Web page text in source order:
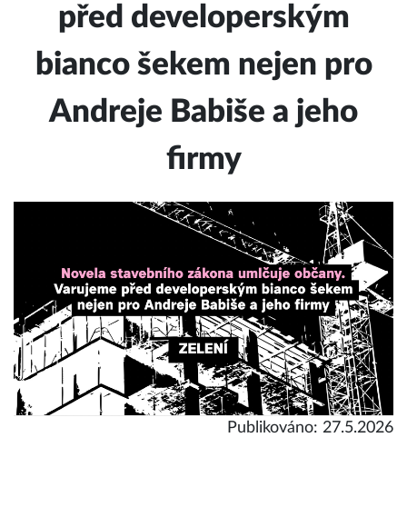
před developerským
bianco šekem nejen pro
Andreje Babiše a jeho
firmy
Publikováno: 27.5.2026